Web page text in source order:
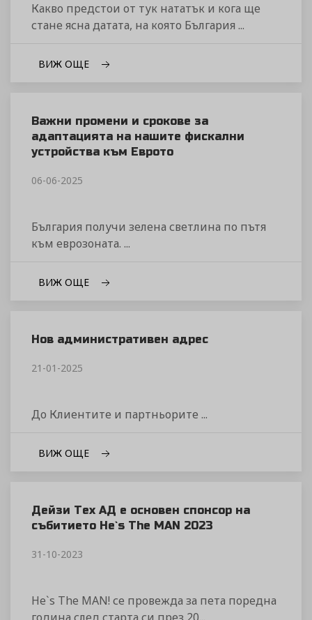
Какво предстои от тук нататък и кога ще
стане ясна датата, на която България ...
ВИЖ ОЩЕ
Важни промени и срокове за
адаптацията на нашите фискални
устройства към Еврото
06-06-2025
България получи зелена светлина по пътя
към еврозоната. ...
ВИЖ ОЩЕ
Нов административен адрес
21-01-2025
До Клиентите и партньорите ...
ВИЖ ОЩЕ
Дейзи Тех АД е основен спонсор на
събитието He`s The MAN 2023
31-10-2023
He`s The MAN! се провежда за пета поредна